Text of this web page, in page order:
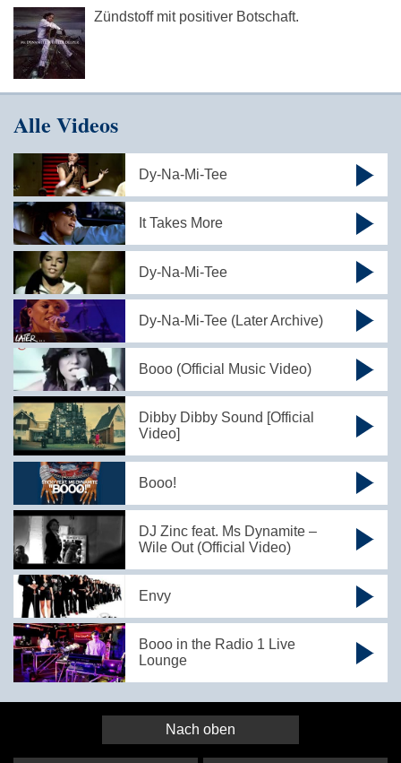
Zündstoff mit positiver Botschaft.
Alle Videos
Dy-Na-Mi-Tee
It Takes More
Dy-Na-Mi-Tee
Dy-Na-Mi-Tee (Later Archive)
Booo (Official Music Video)
Dibby Dibby Sound [Official
Video]
Booo!
DJ Zinc feat. Ms Dynamite –
Wile Out (Official Video)
Envy
Booo in the Radio 1 Live
Lounge
Nach oben